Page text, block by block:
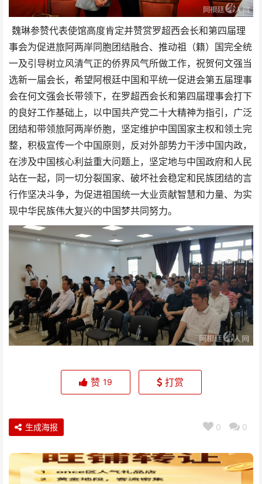
魏琳参赞代表使馆高度肯定并赞赏罗超西会长和第四届理
事会为促进旅阿两岸同胞团结融合、推动祖（籍）国完全统
一及引导树立风清气正的侨界风气所做工作，祝贺何文强当
选新一届会长，希望阿根廷中国和平统一促进会第五届理事
会在何文强会长带领下，在罗超西会长和第四届理事会打下
的良好工作基础上，以中国共产党二十大精神为指引，广泛
团结和带领旅阿两岸侨胞，坚定维护中国国家主权和领土完
整，积极宣传一个中国原则，反对外部势力干涉中国内政，
在涉及中国核心利益重大问题上，坚定地与中国政府和人民
站在一起，同一切分裂国家、破坏社会稳定和民族团结的言
行作坚决斗争，为促进祖国统一大业贡献智慧和力量、为实
现中华民族伟大复兴的中国梦共同努力。
赞 19 打赏
0 0
生成海报